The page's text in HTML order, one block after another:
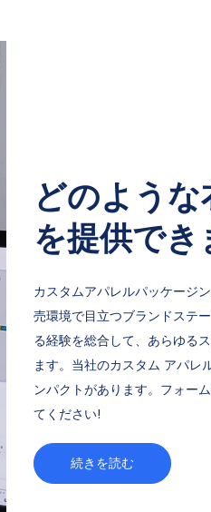
どのよう
を提供でき
カスタムアパレルパッケージ
売環境で目立つブランドステ
る経験を総合して、あらゆる
ます。当社のカスタム アパレ
ンパクトがあります。フォー
てください!
続きを読む